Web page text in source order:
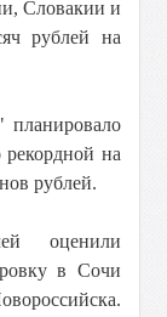
Словакии и
рублей на
на
рублей.
оценили
в Сочи